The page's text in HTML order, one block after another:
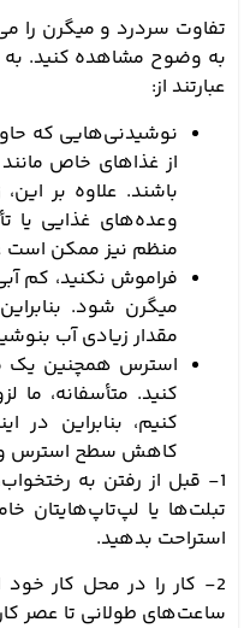
تفاوت سردرد و میگرن را
به وضوح مشاهده کنید. به
عبارتند از:
نوشیدنی‌هایی که حاوی
از غذاهای خاص مانند
باشند. علاوه بر
وعده‌های غذایی یا
منظم نیز ممکن است
فراموش نکنید، کم آبی
میگرن شود.
مقدار زیادی آب بنوشید.
استرس همچنین یک
کنید. متأسفانه، ما
کنیم، بنابراین در
کاهش سطح استرس
1- قبل از رفتن به
تبلت‌ها یا لپ‌تاپ‌هایتان
استراحت بدهید.
2- کار را در محل کار خود
ساعت‌های طولانی تا عصر کار